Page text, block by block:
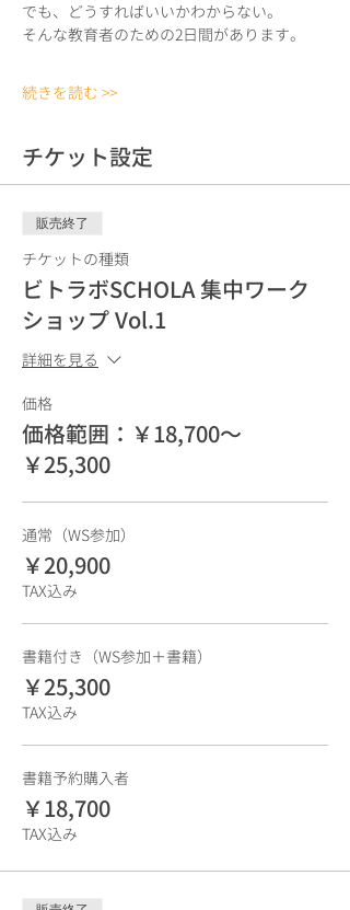
でも、どうすればいいかわからない。
そんな教育者のための2日間があります。
続きを読む >>
チケット設定
販売終了
チケットの種類
ビトラボSCHOLA 集中ワーク
ショップ Vol.1
詳細を見る
価格
価格範囲：￥18,700〜
￥25,300
通常（WS参加）
￥20,900
TAX込み
書籍付き（WS参加＋書籍）
￥25,300
TAX込み
書籍予約購入者
￥18,700
TAX込み